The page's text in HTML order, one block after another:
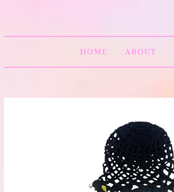
HOME ABOUT